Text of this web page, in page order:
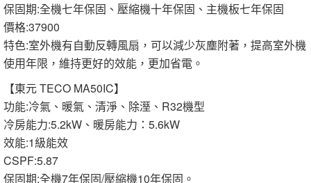
保固期:全機七年保固、壓縮機十年保固、主機板七年保固
價格:37900
特色:室外機有自動反轉風扇，可以減少灰塵附著，提高室外機
使用年限，維持更好的效能，更加省電。
【東元 TECO MA50IC】
功能:冷氣、暖氣、清淨、除溼、R32機型
冷房能力:5.2kW、暖房能力：5.6kW
效能:1級能效
CSPF:5.87
保固期:全機7年保固/壓縮機10年保固。